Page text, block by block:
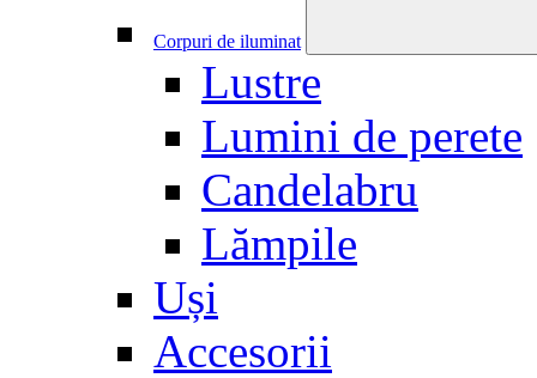
Corpuri de iluminat
Lustre
Lumini de perete
Candelabru
Lămpile
Uși
Accesorii